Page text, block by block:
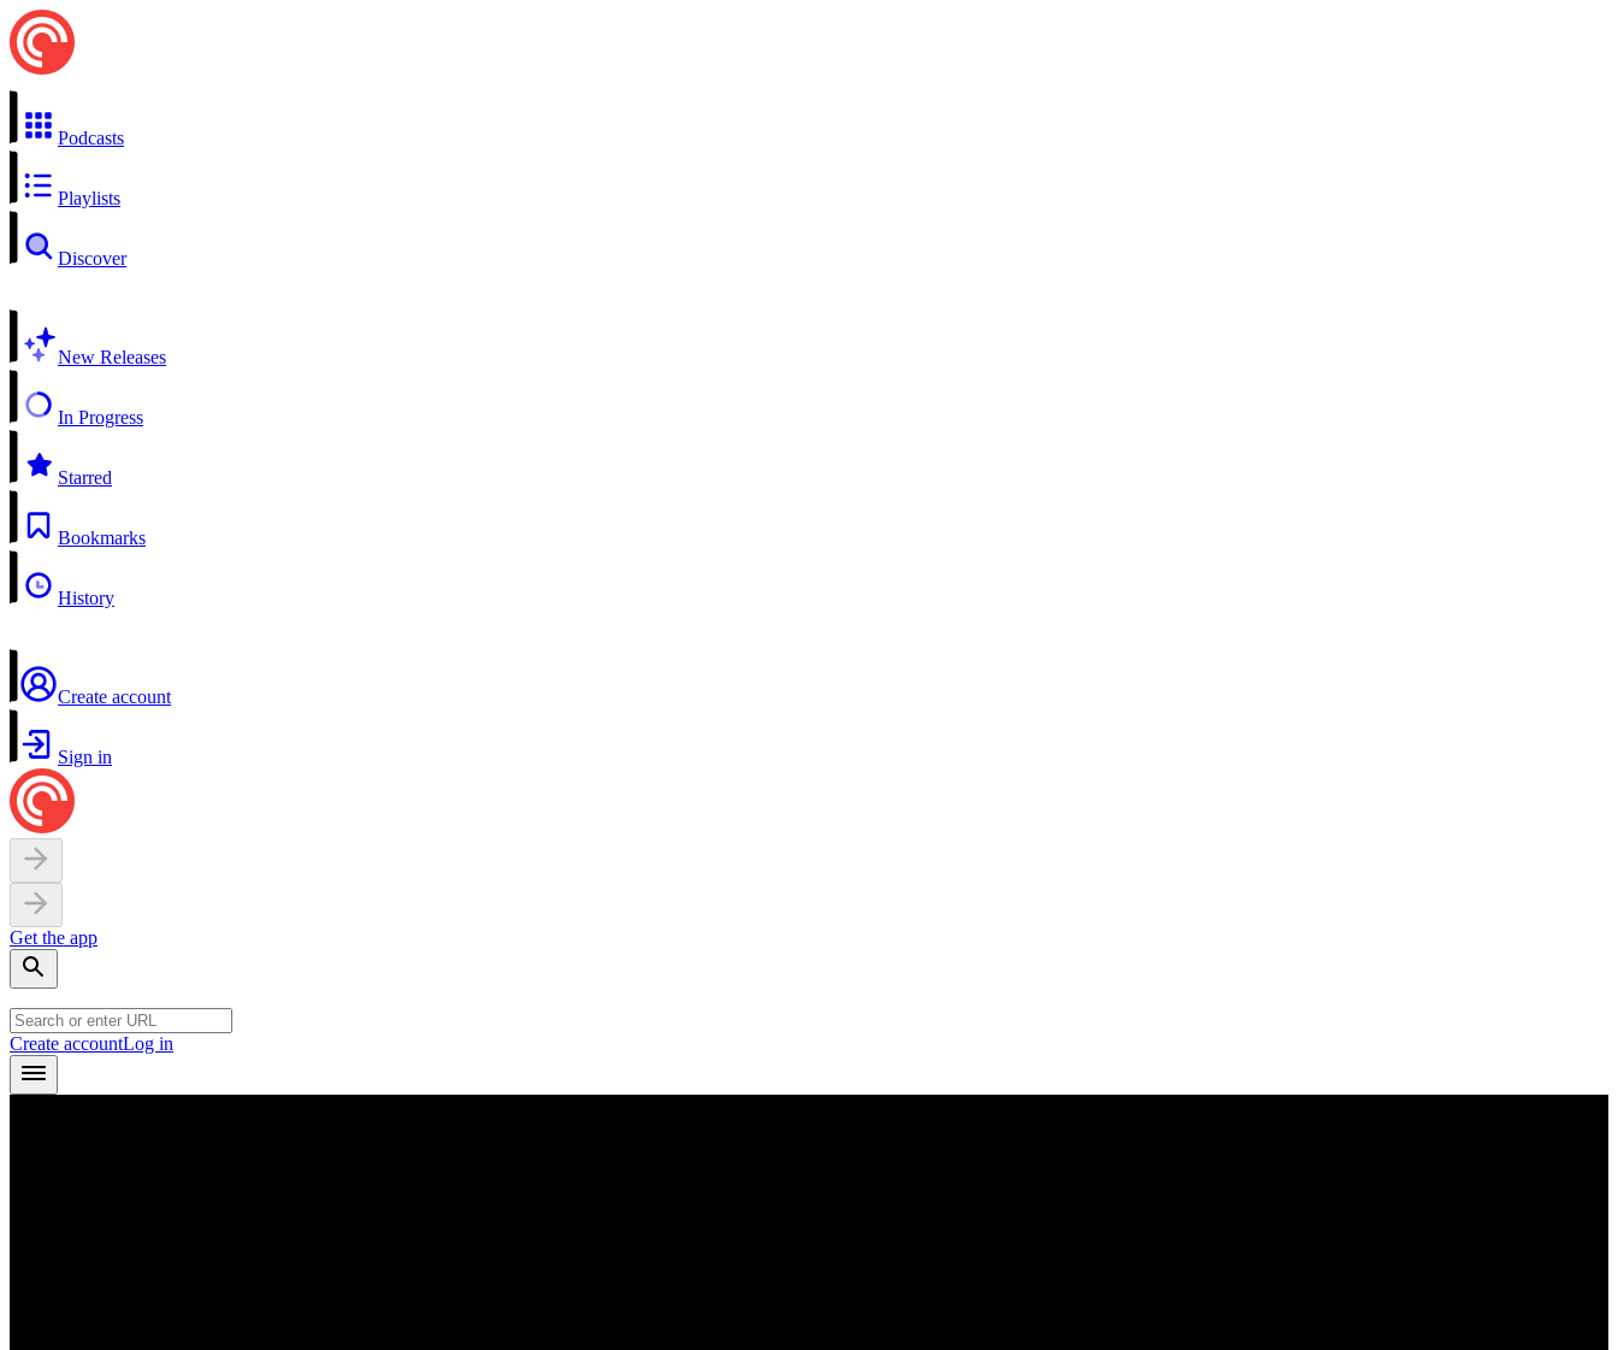
Podcasts
Playlists
Discover
New Releases
In Progress
Starred
Bookmarks
History
Create account
Sign in
Get the app
Create accountLog in